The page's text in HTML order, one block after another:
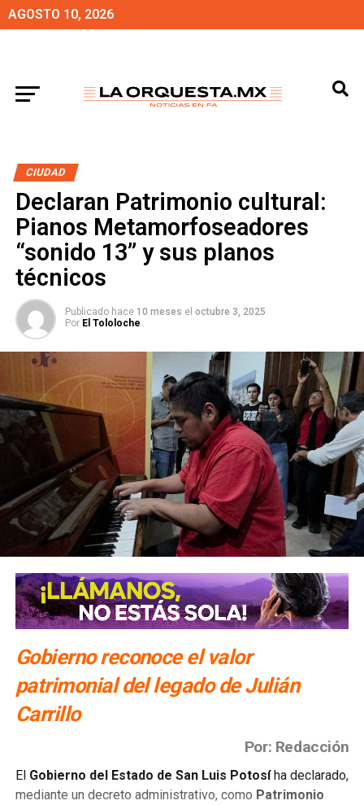
AGOSTO 10, 2026
CIUDAD
Declaran Patrimonio cultural:
Pianos Metamorfoseadores
“sonido 13” y sus planos
técnicos
Publicado hace 10 meses el octubre 3, 2025
Por El Tololoche
Gobierno reconoce el valor
patrimonial del legado de Julián
Carrillo
Por: Redacción
El Gobierno del Estado de San Luis Potosíha declarado,
mediante un decreto administrativo, como Patrimonio